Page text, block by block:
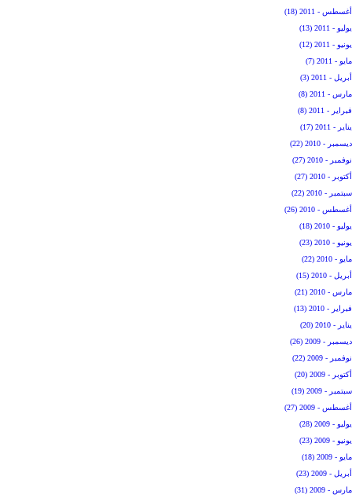
أغسطس - 2011 (18)
يوليو - 2011 (13)
يونيو - 2011 (12)
مايو - 2011 (7)
أبريل - 2011 (3)
مارس - 2011 (8)
فبراير - 2011 (8)
يناير - 2011 (17)
ديسمبر - 2010 (22)
نوفمبر - 2010 (27)
أكتوبر - 2010 (27)
سبتمبر - 2010 (22)
أغسطس - 2010 (26)
يوليو - 2010 (18)
يونيو - 2010 (23)
مايو - 2010 (22)
أبريل - 2010 (15)
مارس - 2010 (21)
فبراير - 2010 (13)
يناير - 2010 (20)
ديسمبر - 2009 (26)
نوفمبر - 2009 (22)
أكتوبر - 2009 (20)
سبتمبر - 2009 (19)
أغسطس - 2009 (27)
يوليو - 2009 (28)
يونيو - 2009 (23)
مايو - 2009 (18)
أبريل - 2009 (23)
مارس - 2009 (31)